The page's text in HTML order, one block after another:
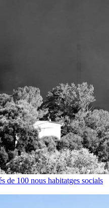
de 100 nous habitatges socials